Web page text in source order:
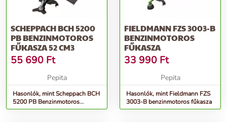
SCHEPPACH BCH 5200
PB BENZINMOTOROS
FŰKASZA 52 CM3
55 690 Ft
Pepita
Hasonlók, mint Scheppach BCH
5200 PB Benzinmotoros
fűkasza 52 cm3
FIELDMANN FZS 3003-B
BENZINMOTOROS
FŰKASZA
33 990 Ft
Pepita
Hasonlók, mint Fieldmann FZS
3003-B benzinmotoros fűkasza